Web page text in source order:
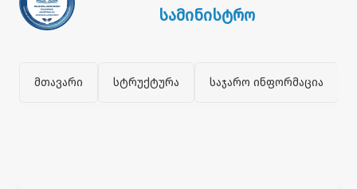
სამინისტრო
მთავარი სტრუქტურა საჯარო ინფორმაცია